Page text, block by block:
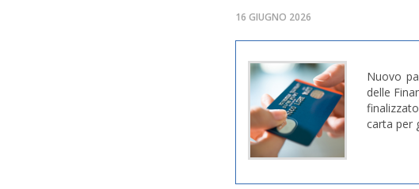
16 GIUGNO 2026
Nuovo
delle
carta per